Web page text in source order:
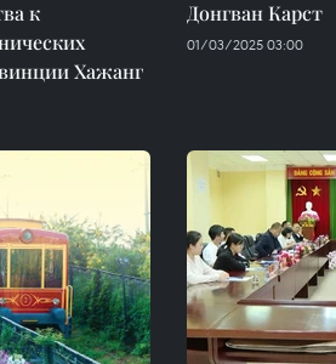
к
Хажанг
Донгван Карст
01/03/2025 03:00